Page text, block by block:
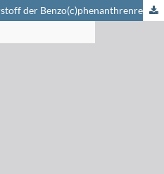
der Benzo(c)phenanthrenreihe